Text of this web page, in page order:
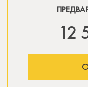
12